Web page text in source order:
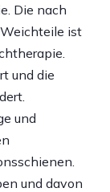
Die nach
ist
und die
und
und davon